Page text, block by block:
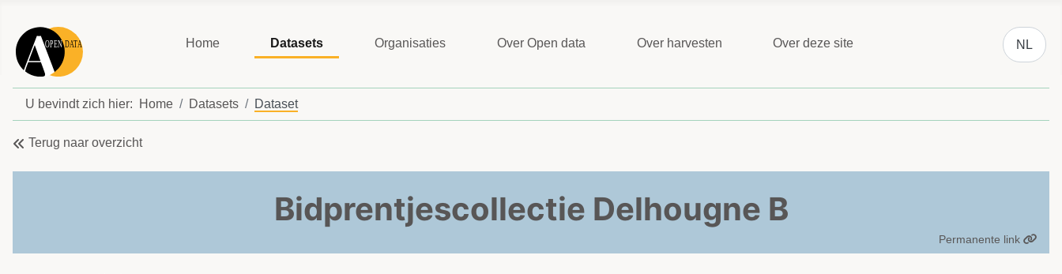
Home Datasets Organisaties Over Open data Over harvesten Over deze site
Selecteer
NL
U bevindt zich hier: Home Datasets Dataset
Terug naar overzicht
Bidprentjescollectie Delhougne B
Permanente link